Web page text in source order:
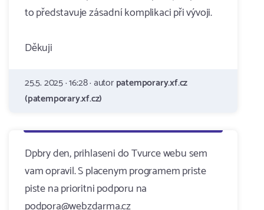
to představuje zásadní komplikaci při vývoji.
Děkuji
25.5. 2025 · 16:28 · autorpatemporary.xf.cz
(patemporary.xf.cz)
Dpbry den, prihlaseni do Tvurce webu sem
vam opravil. S placenym programem priste
piste na prioritni podporu na
podpora@webzdarma.cz